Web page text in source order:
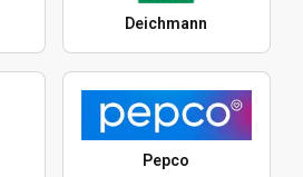
Deichmann
Pepco